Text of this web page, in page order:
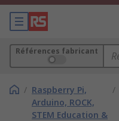
Références fabricant
/ Raspberry Pi,
Arduino, ROCK,
STEM Education &
/